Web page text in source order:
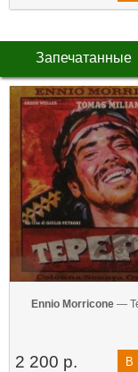
Запечатанные
Ennio Morricone —
2 200 р. В